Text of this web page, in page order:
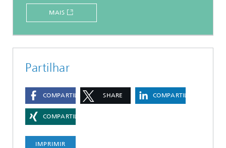
MAIS
Partilhar
COMPARTILHAR SHARE COMPARTILHAR
COMPARTILHAR
IMPRIMIR